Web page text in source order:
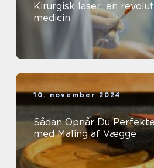
Kirurgisk laser: en
medicin
10. november 2024
Sådan Opnår Du
med Maling af Vægge